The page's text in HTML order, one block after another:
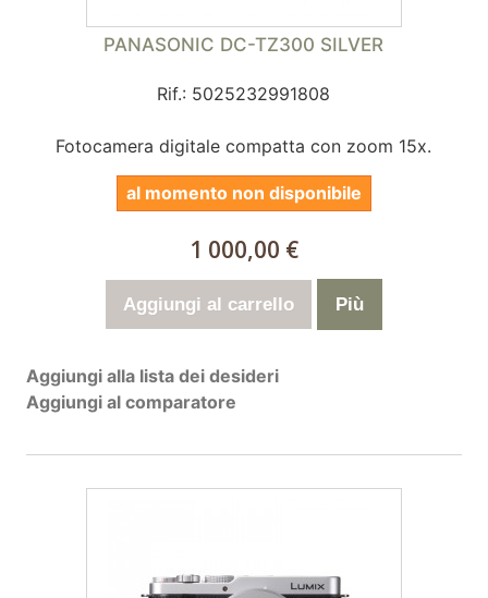
PANASONIC DC-TZ300 SILVER
Rif.: 5025232991808
Fotocamera digitale compatta con zoom 15x.
al momento non disponibile
1 000,00 €
Aggiungi al carrello Più
Aggiungi alla lista dei desideri
Aggiungi al comparatore